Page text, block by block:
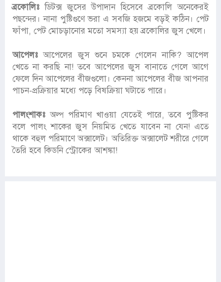
ব্রকোলিঃ ডিটক্স জুসের উপাদান হিসেবে ব্রকোলি অনেকেরই
পছন্দের। নানা পুষ্টিগুণে ভরা এ সবজি হজমে বড়ই কঠিন। পেট
ফাঁপা, পেট মোচড়ানোর মতো সমস্যা হয় ব্রকোলির জুস খেলে।
আপেলঃ আপেলের জুস শুনে চমকে গেলেন নাকি? আপেল
খেতে না করছি না! তবে আপেলের জুস বানাতে গেলে আগে
ফেলে দিন আপেলের বীজগুলো। কেননা আপেলের বীজ আপনার
পাচন-প্রক্রিয়ার মধ্যে পড়ে বিষক্রিয়া ঘটাতে পারে।
পালংশাকঃ অল্প পরিমাণ খাওয়া যেতেই পারে, তবে পুষ্টিকর
বলে পালং শাকের জুস নিয়মিত খেতে যাবেন না যেন! এতে
থাকে বহুল পরিমাণে অক্সালেট। অতিরিক্ত অক্সালেট শরীরে গেলে
তৈরি হবে কিডনি স্ট্রোকের আশঙ্কা!